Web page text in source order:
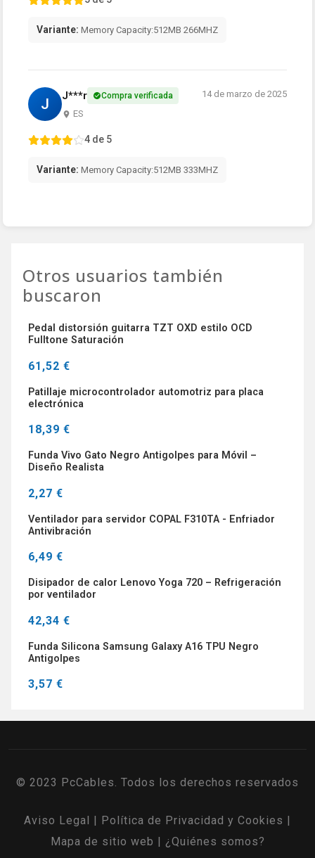
Variante: Memory Capacity:512MB 266MHZ
J J***r Compra verificada
ES
14 de marzo de 2025
4 de 5
Variante: Memory Capacity:512MB 333MHZ
Otros usuarios también
buscaron
Pedal distorsión guitarra TZT OXD estilo OCD
Fulltone Saturación
61,52 €
Patillaje microcontrolador automotriz para placa
electrónica
18,39 €
Funda Vivo Gato Negro Antigolpes para Móvil –
Diseño Realista
2,27 €
Ventilador para servidor COPAL F310TA - Enfriador
Antivibración
6,49 €
Disipador de calor Lenovo Yoga 720 – Refrigeración
por ventilador
42,34 €
Funda Silicona Samsung Galaxy A16 TPU Negro
Antigolpes
3,57 €
© 2023 PcCables. Todos los derechos reservados
Aviso Legal Política de Privacidad y Cookies
Mapa de sitio web
¿Quiénes somos?